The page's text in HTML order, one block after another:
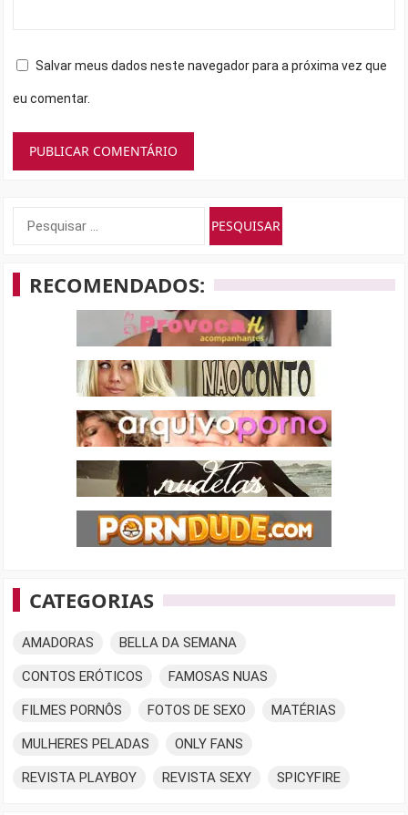
Salvar meus dados neste navegador para a próxima vez que
eu comentar.
Pesquisar
RECOMENDADOS:
CATEGORIAS
AMADORAS BELLA DA SEMANA
CONTOS ERÓTICOS FAMOSAS NUAS
FILMES PORNÔS FOTOS DE SEXO MATÉRIAS
MULHERES PELADAS ONLY FANS
REVISTA PLAYBOY REVISTA SEXY SPICYFIRE